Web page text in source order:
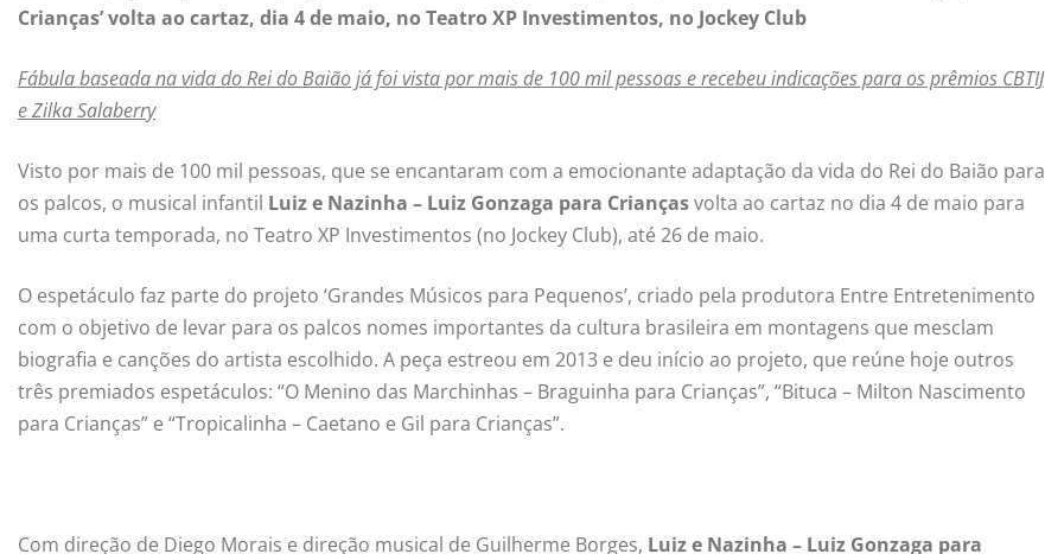
Crianças’ volta ao cartaz, dia 4 de maio, no Teatro XP Investimentos, no Jockey Club
Fábula baseada na vida do Rei do Baião já foi vista por mais de 100 mil pessoas e recebeu indicações para os prêmios CBTIJ
e Zilka Salaberry
Visto por mais de 100 mil pessoas, que se encantaram com a emocionante adaptação da vida do Rei do Baião para
os palcos, o musical infantil Luiz e Nazinha – Luiz Gonzaga para Criançasvolta ao cartaz no dia 4 de maio para
uma curta temporada, no Teatro XP Investimentos (no Jockey Club), até 26 de maio.
O espetáculo faz parte do projeto ‘Grandes Músicos para Pequenos’, criado pela produtora Entre Entretenimento
com o objetivo de levar para os palcos nomes importantes da cultura brasileira em montagens que mesclam
biografia e canções do artista escolhido. A peça estreou em 2013 e deu início ao projeto, que reúne hoje outros
três premiados espetáculos: “O Menino das Marchinhas – Braguinha para Crianças”, “Bituca – Milton Nascimento
para Crianças” e “Tropicalinha – Caetano e Gil para Crianças”.
Com direção de Diego Morais e direção musical de Guilherme Borges, Luiz e Nazinha – Luiz Gonzaga para